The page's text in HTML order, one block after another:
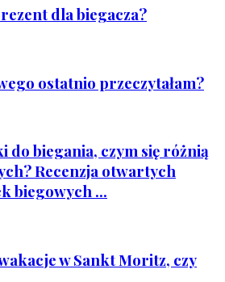
dla biegacza?
ostatnio przeczytałam?
do biegania, czym się różnią
Recenzja otwartych
biegowych ...
w Sankt Moritz, czy